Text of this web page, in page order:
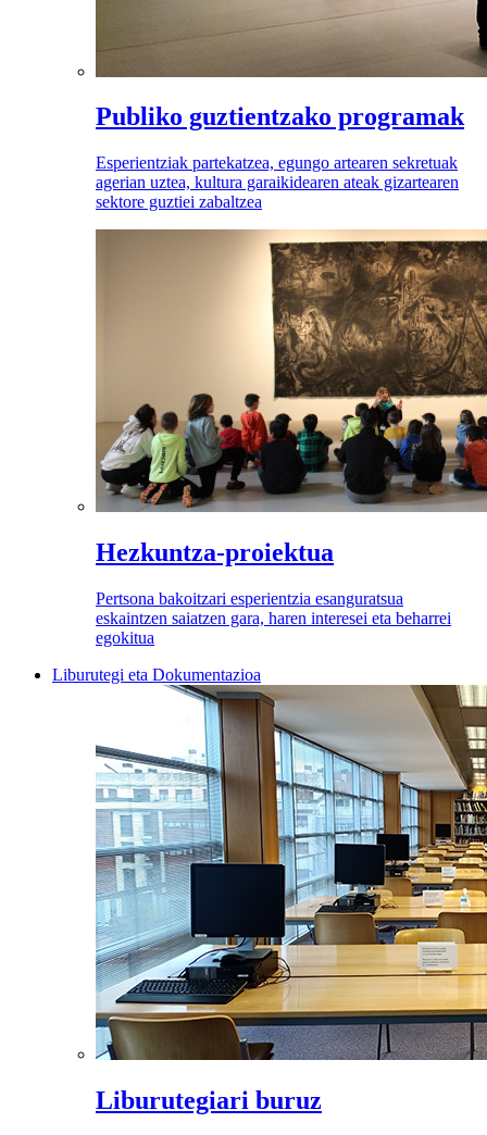
Publiko guztientzako programak
Esperientziak partekatzea, egungo artearen sekretuak
agerian uztea, kultura garaikidearen ateak gizartearen
sektore guztiei zabaltzea
Hezkuntza-proiektua
Pertsona bakoitzari esperientzia esanguratsua
eskaintzen saiatzen gara, haren interesei eta beharrei
egokitua
Liburutegi eta Dokumentazioa
Liburutegiari buruz